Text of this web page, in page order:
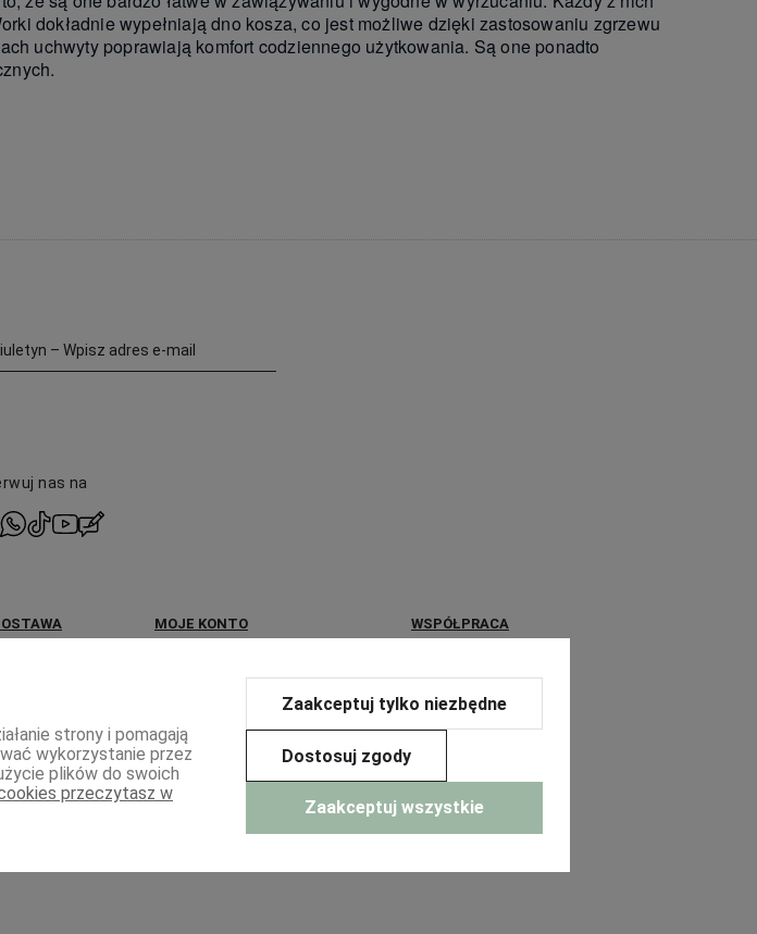
dokładnie wypełniają dno kosza, co jest możliwe dzięki zastosowaniu zgrzewu
uchwyty poprawiają komfort codziennego użytkowania. Są one ponadto
– Wpisz adres e-mail
nas na
MOJE KONTO WSPÓŁPRACA
strony i pomagają
wykorzystanie przez
plików do swoich
przeczytasz w
Zaakceptuj tylko niezbędne
Dostosuj zgody
Zaakceptuj wszystkie